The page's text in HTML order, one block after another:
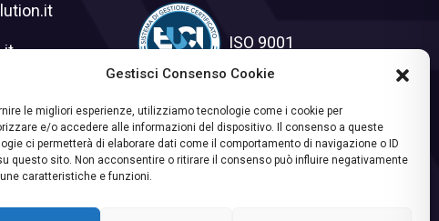
Gestisci Consenso Cookie
le migliori esperienze, utilizziamo tecnologie come i cookie per
e/o accedere alle informazioni del dispositivo. Il consenso a queste
ci permetterà di elaborare dati come il comportamento di navigazione o ID
questo sito. Non acconsentire o ritirare il consenso può influire negativamente
caratteristiche e funzioni.
ISO 9001